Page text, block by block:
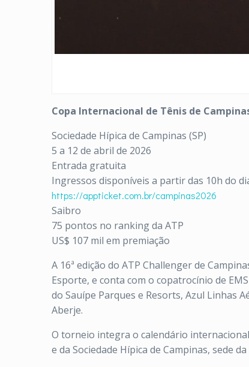
Copa Internacional de Tênis de
Sociedade Hípica de Campinas (SP)
5 a 12 de abril de 2026
Entrada gratuita
Ingressos disponíveis a partir das 10h do
https://appticket.com.br/campinas2026
Saibro
75 pontos no ranking da ATP
US$ 107 mil em premiação
A 16ª edição do ATP Challenger de
Esporte, e conta com o copatrocínio de
do Sauípe Parques e Resorts, Azul Linhas
Aberje.
O torneio integra o calendário
e da Sociedade Hípica de Campinas, sede